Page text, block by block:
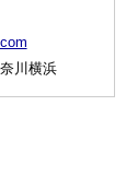
川横浜